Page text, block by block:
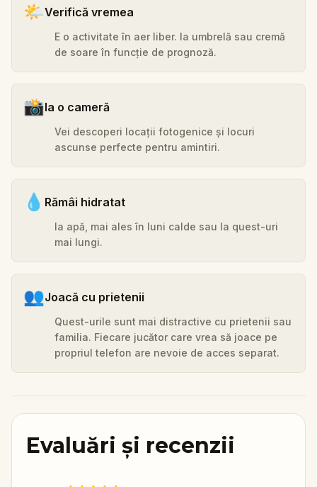
🌤️Verifică vremea
E o activitate în aer liber. Ia umbrelă sau cremă
de soare în funcție de prognoză.
📸Ia o cameră
Vei descoperi locații fotogenice și locuri
ascunse perfecte pentru amintiri.
💧 Rămâi hidratat
Ia apă, mai ales în luni calde sau la quest-uri
mai lungi.
👥Joacă cu prietenii
Quest-urile sunt mai distractive cu prietenii sau
familia. Fiecare jucător care vrea să joace pe
propriul telefon are nevoie de acces separat.
Evaluări și recenzii